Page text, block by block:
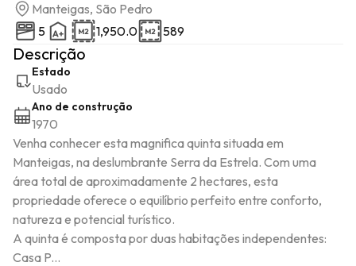
Manteigas, São Pedro
5
1,950.0 589
Descrição
Estado
Usado
Ano de construção
1970
Venha conhecer esta magnifica quinta situada em
Manteigas, na deslumbrante Serra da Estrela. Com uma
área total de aproximadamente 2 hectares, esta
propriedade oferece o equilíbrio perfeito entre conforto,
natureza e potencial turístico.
A quinta é composta por duas habitações independentes:
Casa P...